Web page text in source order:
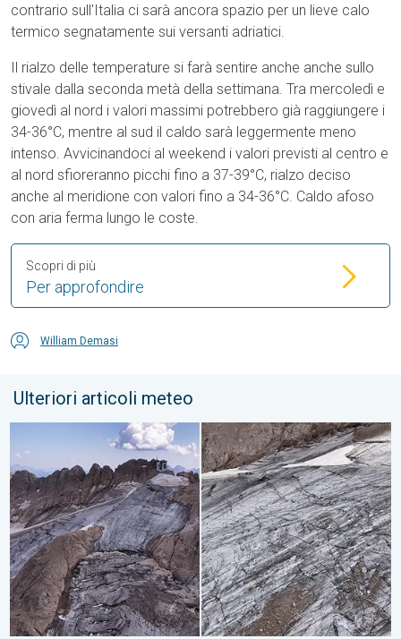
contrario sull'Italia ci sarà ancora spazio per un lieve calo
termico segnatamente sui versanti adriatici.
Il rialzo delle temperature si farà sentire anche anche sullo
stivale dalla seconda metà della settimana. Tra mercoledì e
giovedì al nord i valori massimi potrebbero già raggiungere i
34-36°C, mentre al sud il caldo sarà leggermente meno
intenso. Avvicinandoci al weekend i valori previsti al centro e
al nord sfioreranno picchi fino a 37-39°C, rialzo deciso
anche al meridione con valori fino a 34-36°C. Caldo afoso
con aria ferma lungo le coste.
Per approfondire
Scopri di più
William Demasi
Ulteriori articoli meteo
Marmolada: la sofferenza del ghiacciaio. Clima e Ambiente.